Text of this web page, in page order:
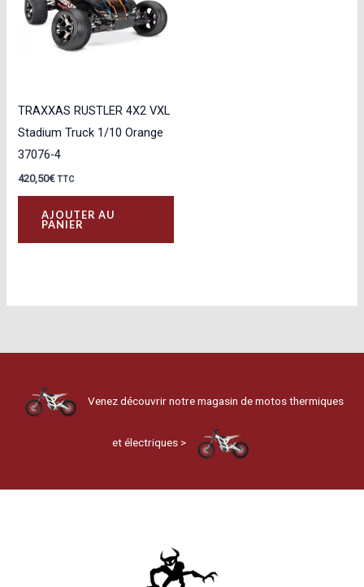
TRAXXAS RUSTLER 4X2 VXL
Stadium Truck 1/10 Orange
37076-4
420,50€ TTC
AJOUTER AU
PANIER
Venez découvrir notre magasin de motos thermiques
et électriques >